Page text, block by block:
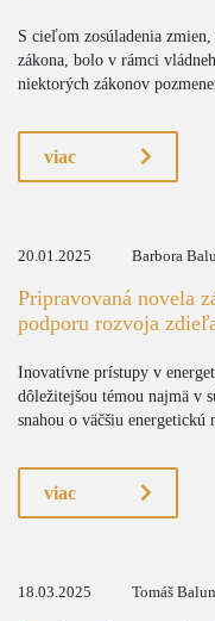
S cieľom zosúladenia
zákona, bolo v rámci
niektorých zákonov
viac
20.01.2025 Barbora
Pripravovaná novela
podporu rozvoja
Inovatívne prístupy v
dôležitejšou témou najmä v
snahou o väčšiu energetickú
viac
18.03.2025 Tomáš Balun